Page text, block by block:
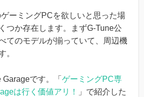
ーミングPCを欲しいと思った場
つか存在します。まずG-Tune公
てのモデルが揃っていて、周辺機
。
です。「 ゲーミングPC専
は行く価値アリ！
」で紹介した